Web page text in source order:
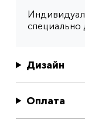
специально
Дизайн
Оплата